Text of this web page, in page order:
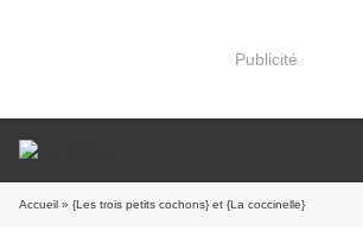
Publicité
Accueil » {Les trois petits cochons} et {La coccinelle}